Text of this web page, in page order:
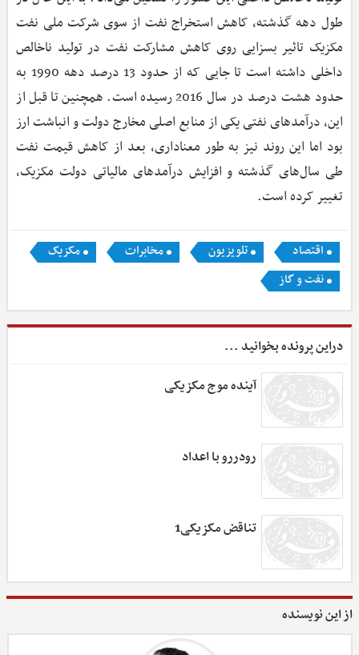
طول دهه گذشته، کاهش استخراج نفت از سوی شرکت ملی نفت
مکزیک تاثیر بسزایی روی کاهش مشارکت نفت در تولید ناخالص
داخلی داشته است تا جایی که از حدود 13 درصد دهه 1990 به
حدود هشت درصد در سال 2016 رسیده است. همچنین تا قبل از
این، درآمدهای نفتی یکی از منابع اصلی مخارج دولت و انباشت ارز
بود اما این روند نیز به طور معناداری، بعد از کاهش قیمت نفت
طی سال‌های گذشته و افزایش درآمدهای مالیاتی دولت مکزیک،
تغییر کرده است.
اقتصاد تلویزیون مخابرات
مکزیک
نفت و گاز
دراین پرونده بخوانید ...
آینده موج مکزیکی
رودررو با اعداد
تناقض مکزیکی‌1
از این نویسنده